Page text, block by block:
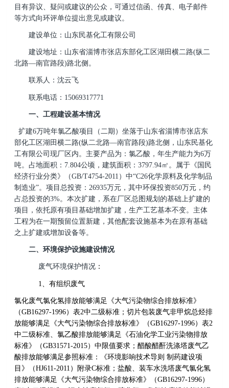
目有异议、疑问或建议的公众，可通过信函、传真、电子邮件
等方式向环评单位提出意见或建议。
建设单位：山东民基化工有限公司
建设地址：山东省淄博市张店东部化工区湖田横二路(纵二
北路—南官路段)路北侧。
联系人：沈云飞
联系电话：15069317771
一、工程建设基本情况
扩建6万吨年氯乙酸项目（二期）坐落于山东省淄博市张店东
部化工区湖田横二路(纵二北路—南官路段)路北侧，山东民基化
工有限公司现厂区内。主要产品为：氯乙酸，年生产能力为6万
吨。占地面积：7.804公顷，建筑面积：3797.94㎡。属于《国民
经济行业分类》（GB/T4754-2011）中“C26化学原料及化学制品
制造业”。项目总投资：26935万元，其中环保投资850万元，约
占总投资的3%。本次扩建，系在厂区总图规划的基础上扩建的
项目，依托原有项目基础增加扩建，生产工艺基本不变。主体
工程为在一期预留位置新建，其他配套设施基本为在原有基础
之上扩建或增加设备等。
二、环境保护设施建设情况
废气环境保护情况 ：
1 、有组织废气
氯化废气氯化氢排放能够满足《大气污染物综合排放标准》
（GB16297-1996）表2中二级标准；切片包装废气非甲烷总烃排
放能够满足《大气污染物综合排放标准》（GB16297-1996）表2
中二级标准、氯乙酸排放能够满足《石油化学工业污染物排放
标准》（GB31571-2015）中限值要求；醋酸醋酐洗涤塔废气乙
酸排放能够满足参照标准：《环境影响技术导则 制药建设项
目》（HJ611-2011）附录C标准；盐酸、装车水洗塔废气氯化氢
排放能够满足《大气污染物综合排放标准》（GB16297-1996）